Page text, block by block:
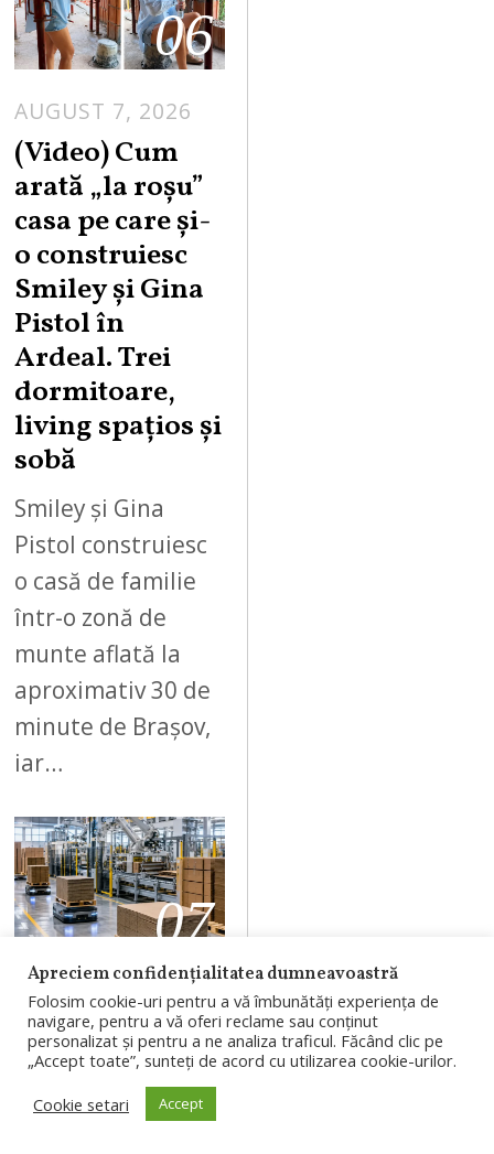
06
AUGUST 7, 2026
(Video) Cum
arată „la roşu”
casa pe care şi-
o construiesc
Smiley şi Gina
Pistol în
Ardeal. Trei
dormitoare,
living spațios și
sobă
Smiley și Gina
Pistol construiesc
o casă de familie
într-o zonă de
munte aflată la
aproximativ 30 de
minute de Brașov,
iar…
07
AUGUST 7, 2026A
U
G
U
S
Rondocarton,
compania cu
fabrică la
Apreciem confidențialitatea dumneavoastră
Folosim cookie-uri pentru a vă îmbunătăți experiența de
navigare, pentru a vă oferi reclame sau conținut
personalizat și pentru a ne analiza traficul. Făcând clic pe
„Accept toate”, sunteți de acord cu utilizarea cookie-urilor.
Cookie setari
Accept